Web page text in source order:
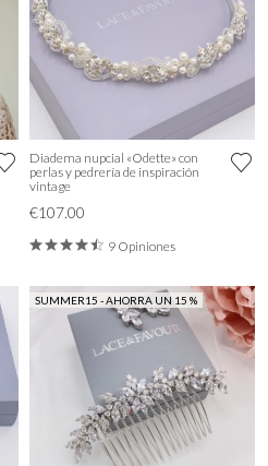
Diadema nupcial «Odette» con
perlas y pedrería de inspiración
vintage
€107.00
9 Opiniones
SUMMER15 - AHORRA UN 15 %